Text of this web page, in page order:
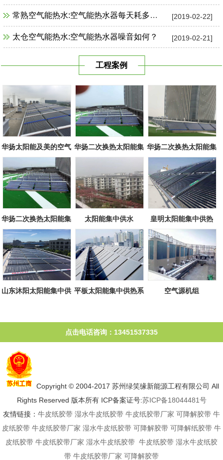
[2019-02-22]
常熟空气能热水:空气能热水器每天耗多少电？
[2019-02-21]
太仓空气能热水:空气能热水器噪音如何？
工程案例
华扬太阳能及美的空气 华扬二次换热太阳能集 华扬二次换热太阳能集
中系统
华扬二次换热太阳能集
中系统
太阳能集中供水 皇明太阳能集中供热
山东沐阳太阳能集中供 平板太阳能集中供热系
空气源机组
点击电话咨询：13451537335
Copyright © 2004-2017 苏州绿笑缘新能源工程有限公司 All
Rights Reserved 版本所有 ICP备案证号:苏ICP备18044481号
友情链接： 牛皮纸胶带 湿水牛皮纸胶带 牛皮纸胶带厂家 可降解胶带 牛
皮纸胶带 牛皮纸胶带厂家 湿水牛皮纸胶带 可降解胶带 可降解纸胶带 牛
皮纸胶带 牛皮纸胶带厂家 湿水牛皮纸胶带 牛皮纸胶带 湿水牛皮纸胶
带 牛皮纸胶带厂家 可降解胶带